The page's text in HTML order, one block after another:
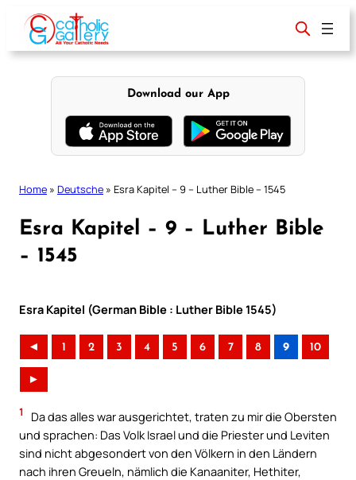
content
Download our App
Home » Deutsche » Esra Kapitel – 9 – Luther Bible – 1545
Esra Kapitel – 9 – Luther Bible
– 1545
Esra Kapitel (German Bible : Luther Bible 1545)
◄ 1 2 3 4 5 6 7 8 9 10
►
1
Da das alles war ausgerichtet, traten zu mir die Obersten
und sprachen: Das Volk Israel und die Priester und Leviten
sind nicht abgesondert von den Völkern in den Ländern
nach ihren Greueln, nämlich die Kanaaniter, Hethiter,